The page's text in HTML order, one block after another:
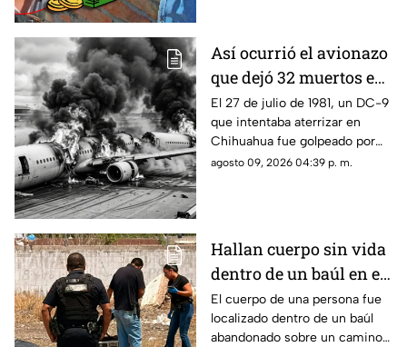
Así ocurrió el avionazo
que dejó 32 muertos en
Chihuahua:
recordando la tragedia
del vuelo 230
El 27 de julio de 1981, un DC-9
que intentaba aterrizar en
Chihuahua fue golpeado por
una fuerte tormenta, salió de la
agosto 09, 2026 04:39 p. m.
Hallan cuerpo sin vida
dentro de un baúl en el
complejo industrial
Nombre de Dios
El cuerpo de una persona fue
localizado dentro de un baúl
abandonado sobre un camino